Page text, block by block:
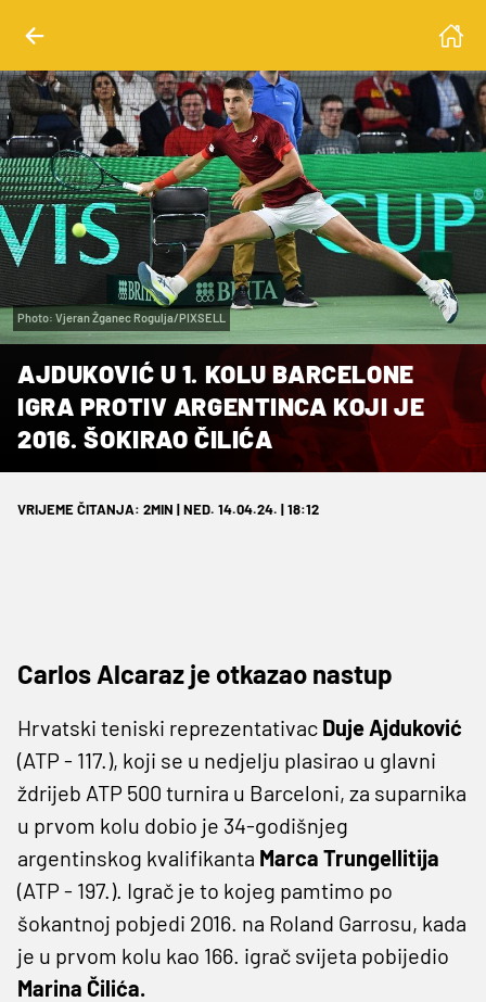
Photo: Vjeran Žganec Rogulja/PIXSELL
AJDUKOVIĆ U 1. KOLU BARCELONE
IGRA PROTIV ARGENTINCA KOJI JE
2016. ŠOKIRAO ČILIĆA
VRIJEME ČITANJA: 2MIN | NED. 14.04.24. | 18:12
Carlos Alcaraz je otkazao nastup
Hrvatski teniski reprezentativac Duje Ajduković
(ATP - 117.), koji se u nedjelju plasirao u glavni
ždrijeb ATP 500 turnira u Barceloni, za suparnika
u prvom kolu dobio je 34-godišnjeg
argentinskog kvalifikanta Marca Trungellitija
(ATP - 197.). Igrač je to kojeg pamtimo po
šokantnoj pobjedi 2016. na Roland Garrosu, kada
je u prvom kolu kao 166. igrač svijeta pobijedio
Marina Čilića.